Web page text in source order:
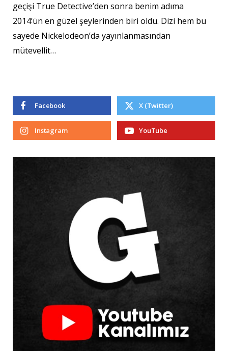
geçişi True Detective’den sonra benim adıma
2014’ün en güzel şeylerinden biri oldu. Dizi hem bu
sayede Nickelodeon’da yayınlanmasından
mütevellit…
Facebook X (Twitter)
Instagram YouTube